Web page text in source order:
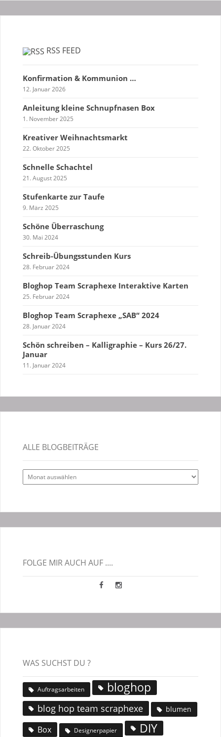
RSS FEED
Konfirmation & Kommunion …
12. Januar 2026
Anleitung kleine Schnupfnasen Box
1. November 2025
Kreativer Weihnachtsmarkt
22. Oktober 2025
Schnelle Schachtel
21. August 2025
Stufenkarte zur Taufe
9. März 2025
Schöne Überraschung
30. Mai 2024
Schreib-Übungsstunden Kurs
28. Februar 2024
Bloghop Team Scraphexe Interaktive Karten
25. Februar 2024
Bloghop Team Scraphexe „SAB“ 2024
28. Januar 2024
Schön schreiben – Kalligraphie – Kurs 26/27.
Januar
11. Januar 2024
ALLE BLOGBEITRÄGE
Alle
Blogbeiträge
FOLGE MIR AUCH AUF ....
WAS SUCHST DU ?
Auftragsarbeiten bloghop
blog hop team scraphexe blumen
Box Designerpapier DIY